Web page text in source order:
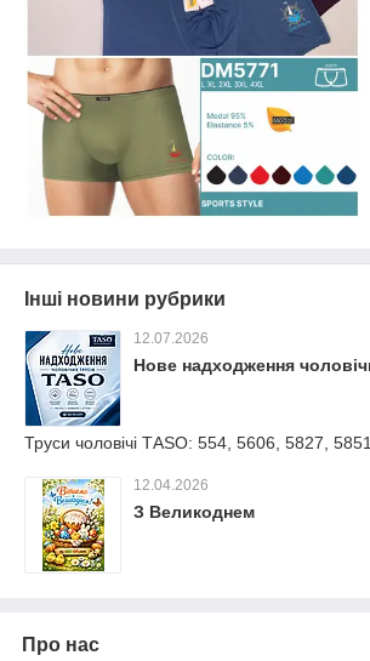
Інші новини рубрики
12.07.2026
Нове надходження
Труси чоловічі ТАSО: 554, 5606, 5827,
12.04.2026
З Великоднем
Про нас